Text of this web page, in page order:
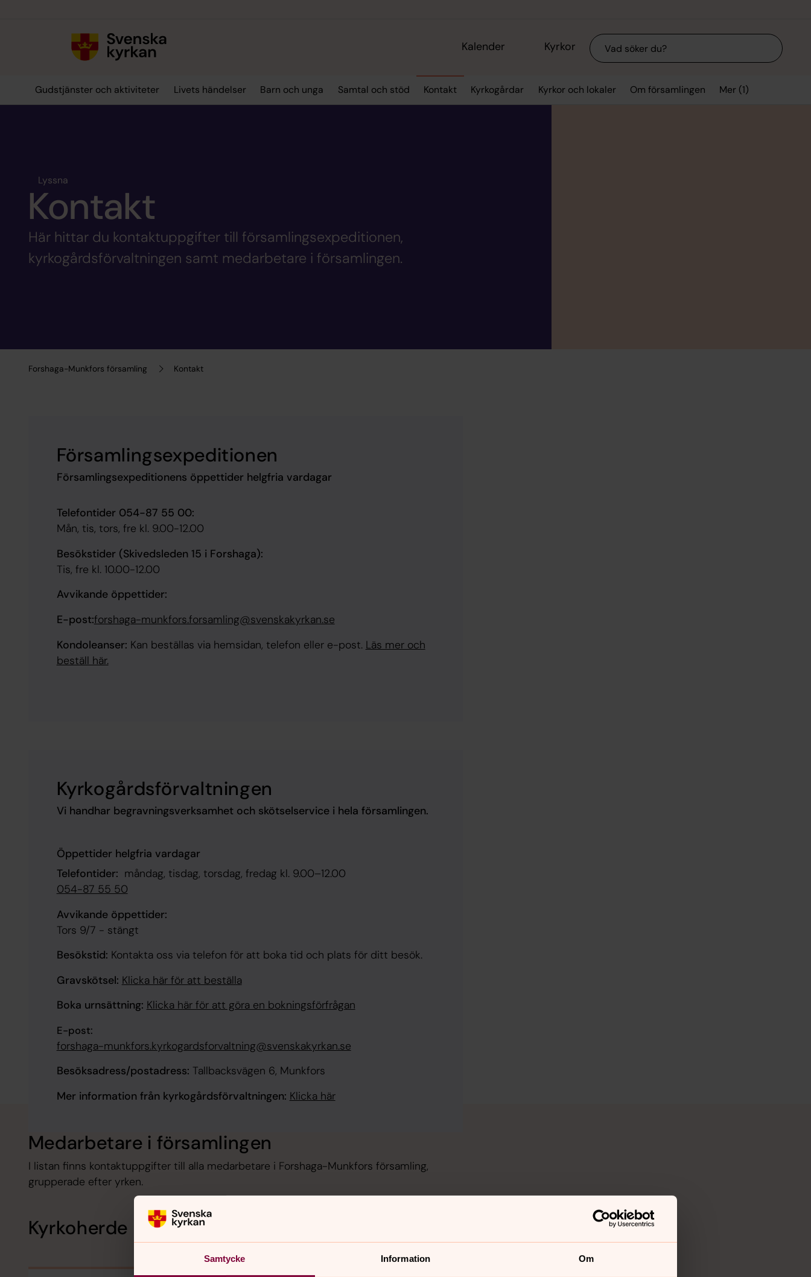
Samtycke Information Om
Kalender Kyrkor Sök
Gudstjänster och aktiviteter Livets händelser Barn och unga Samtal och stöd Kontakt Kyrkogårdar Kyrkor och lokaler Om församlingen Mer (1)
Forshaga-Munkfors församling Kontakt
Lyssna
Kontakt
Här hittar du kontaktuppgifter till församlingsexpeditionen,
kyrkogårdsförvaltningen samt medarbetare i församlingen.
Församlingsexpeditionen
Församlingsexpeditionens öppettider helgfria vardagar
Telefontider 054-87 55 00:
​Mån, tis, tors, fre kl. 9.00-​12.00
Besökstider (Skivedsleden 15 i Forshaga):
​Tis, fre kl. 10.00-​12.00
Avvikande öppettider:
E-post:forshaga-munkfors.forsamling@svenskakyrkan.se
Kondoleanser: Kan beställas via hemsidan, telefon eller e-post. Läs mer och
beställ här.
Kyrkogårdsförvaltningen
Vi handhar begravningsverksamhet och skötselservice i hela församlingen.
Öppettider helgfria vardagar
Telefontider: måndag, tisdag, torsdag, fredag kl. 9.00–12.00
054-87 55 50
Avvikande öppettider:
Tors 9/7 - stängt
Besökstid: Kontakta oss via telefon för att boka tid och plats för ditt besök.
Gravskötsel: Klicka här för att beställa
Boka urnsättning: Klicka här för att göra en bokningsförfrågan
E-post:
forshaga-munkfors.kyrkogardsforvaltning@svenskakyrkan.se
Besöksadress/postadress: Tallbacksvägen 6, Munkfors
Mer information från kyrkogårdsförvaltningen: Klicka här
Medarbetare i församlingen
I listan finns kontaktuppgifter till alla medarbetare i Forshaga-Munkfors församling,
grupperade efter yrken.
Kyrkoherde